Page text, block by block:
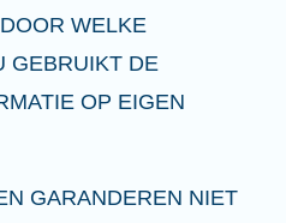
WELKE
GEBRUIKT DE
OP EIGEN
GARANDEREN NIET